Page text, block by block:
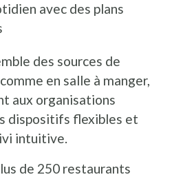
avec des plans
des sources de
en salle à manger,
aux organisations
dispositifs flexibles et
intuitive.
de 250 restaurants